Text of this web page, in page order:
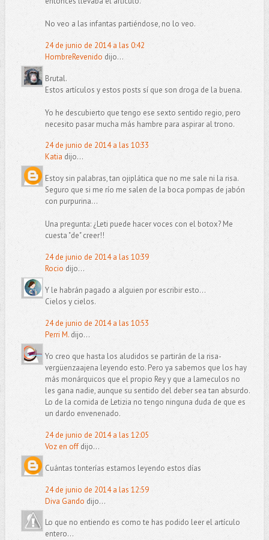
No veo a las infantas partiéndose, no lo veo.
24 de junio de 2014 a las 0:42
HombreRevenido dijo...
Brutal.
Estos artículos y estos posts sí que son droga de la buena.
Yo he descubierto que tengo ese sexto sentido regio, pero
necesito pasar mucha más hambre para aspirar al trono.
24 de junio de 2014 a las 10:33
Katia dijo...
Estoy sin palabras, tan ojiplática que no me sale ni la risa.
Seguro que si me río me salen de la boca pompas de jabón
con purpurina...
Una pregunta: ¿Leti puede hacer voces con el botox? Me
cuesta "de" creer!!
24 de junio de 2014 a las 10:39
Rocio dijo...
Y le habrán pagado a alguien por escribir esto...
Cielos y cielos.
24 de junio de 2014 a las 10:53
Perri M.dijo...
Yo creo que hasta los aludidos se partirán de la risa-
vergüenzaajena leyendo esto. Pero ya sabemos que los hay
más monárquicos que el propio Rey y que a lameculos no
les gana nadie, aunque su sentido del deber sea tan absurdo.
Lo de la comida de Letizia no tengo ninguna duda de que es
un dardo envenenado.
24 de junio de 2014 a las 12:05
Voz en offdijo...
Cuántas tonterías estamos leyendo estos días
24 de junio de 2014 a las 12:59
Diva Gando dijo...
Lo que no entiendo es como te has podido leer el artículo
entero...